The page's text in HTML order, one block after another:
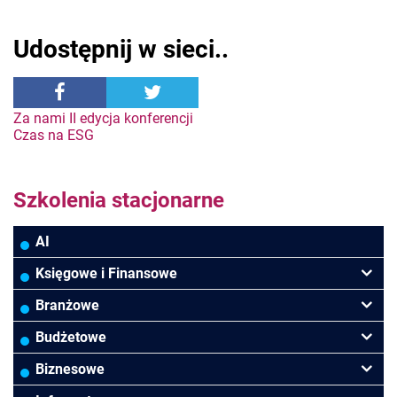
Udostępnij w sieci..
Nawigacja
Za nami II edycja konferencji
Czas na ESG
Szkolenia stacjonarne
AI
Księgowe i Finansowe
Podatki VAT/CIT/PIT
Rachunkowość
Finanse
Branżowe
Banki
Budowlana/Deweloperska
Budżetowe
Rachunkowość budżetowa
Biznesowe